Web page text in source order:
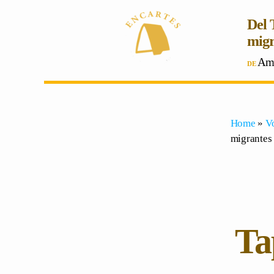
Del
Home »
migrantes